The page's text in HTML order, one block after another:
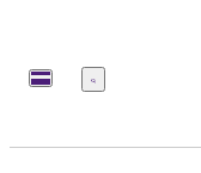
Menu